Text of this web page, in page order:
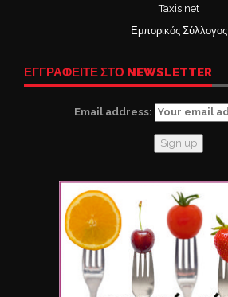
Taxis net
Εμπορικός Σύλλογος
ΕΓΓΡΑΦΕΙΤΕ ΣΤΟ NEWSLETTER
Email address: